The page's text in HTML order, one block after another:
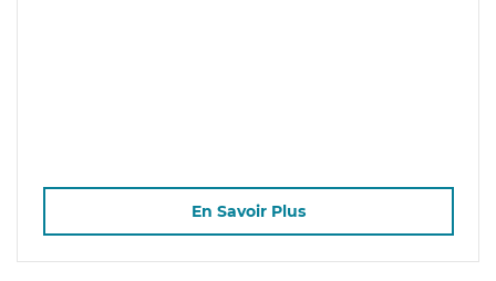
En Savoir Plus